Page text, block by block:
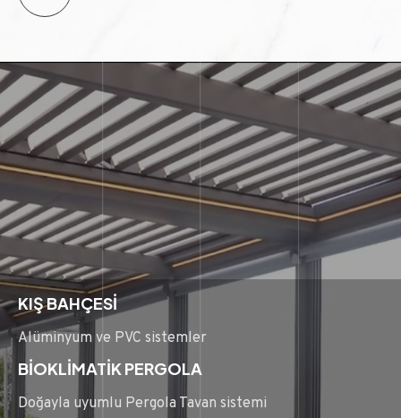
KIŞ BAHÇESİ
Alüminyum ve PVC sistemler
BİOKLİMATİK PERGOLA
Doğayla uyumlu Pergola Tavan sistemi